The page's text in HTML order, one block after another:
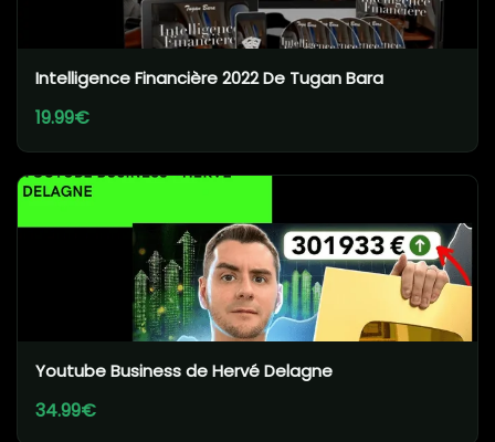
Intelligence Financière 2022 De Tugan Bara
19.99€
Youtube Business de Hervé Delagne
34.99€